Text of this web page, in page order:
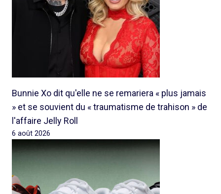
Bunnie Xo dit qu'elle ne se remariera « plus jamais
» et se souvient du « traumatisme de trahison » de
l'affaire Jelly Roll
6 août 2026